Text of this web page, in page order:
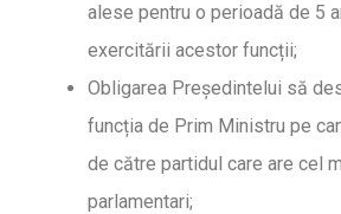
alese pentru o perioadă de 5
exercitării acestor funcții;
Obligarea Președintelui să
funcția de Prim Ministru pe
de către partidul care are cel
parlamentari;